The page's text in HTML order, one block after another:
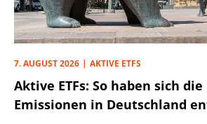
7. AUGUST 2026 AKTIVE ETFS
Aktive ETFs: So haben sich
Emissionen in Deutschland